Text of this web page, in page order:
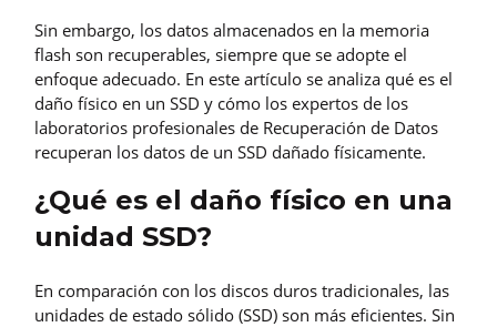
Sin embargo, los datos almacenados en la memoria
flash son recuperables, siempre que se adopte el
enfoque adecuado. En este artículo se analiza qué es el
daño físico en un SSD y cómo los expertos de los
laboratorios profesionales de Recuperación de Datos
recuperan los datos de un SSD dañado físicamente.
¿Qué es el daño físico en una
unidad SSD?
En comparación con los discos duros tradicionales, las
unidades de estado sólido (SSD) son más eficientes. Sin